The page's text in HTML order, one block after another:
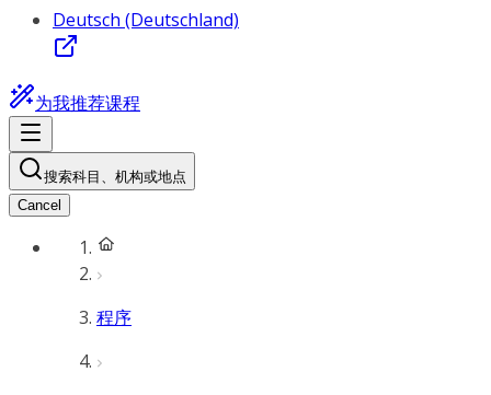
Deutsch (Deutschland)
为我推荐课程
搜索科目、机构或地点
Cancel
程序